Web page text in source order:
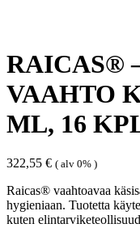
RAICAS®
VAAHTO
ML, 16
322,55 € ( alv 0% )
Raicas® vaahtoavaa
hygieniaan. Tuotetta
kuten